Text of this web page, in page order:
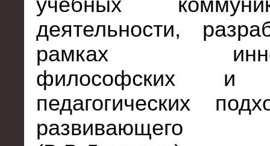
деятельности,
рамках
философских и
педагогических
развивающего